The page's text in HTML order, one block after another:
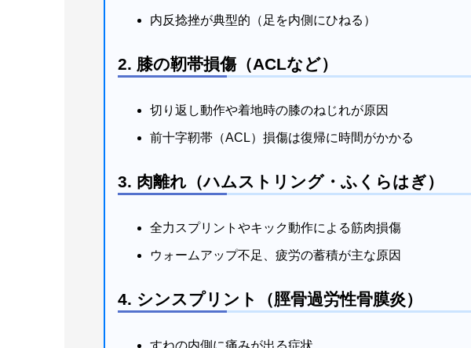
内反捻挫が典型的（足を内側にひねる）
2. 膝の靭帯損傷（ACLなど）
切り返し動作や着地時の膝のねじれが原因
前十字靭帯（ACL）損傷は復帰に時間がかかる
3. 肉離れ（ハムストリング・ふくらはぎ）
全力スプリントやキック動作による筋肉損傷
ウォームアップ不足、疲労の蓄積が主な原因
4. シンスプリント（脛骨過労性骨膜炎）